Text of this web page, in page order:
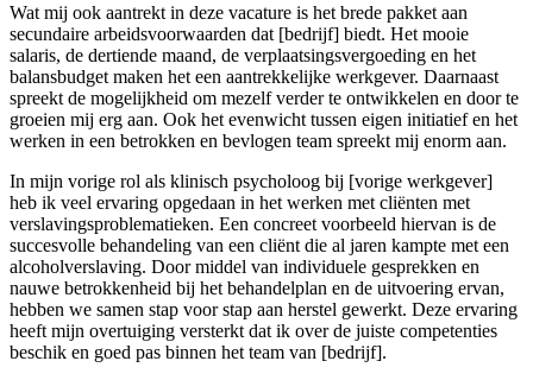
Wat mij ook aantrekt in deze vacature is het brede pakket aan
secundaire arbeidsvoorwaarden dat [bedrijf] biedt. Het mooie
salaris, de dertiende maand, de verplaatsingsvergoeding en het
balansbudget maken het een aantrekkelijke werkgever. Daarnaast
spreekt de mogelijkheid om mezelf verder te ontwikkelen en door te
groeien mij erg aan. Ook het evenwicht tussen eigen initiatief en het
werken in een betrokken en bevlogen team spreekt mij enorm aan.
In mijn vorige rol als klinisch psycholoog bij [vorige werkgever]
heb ik veel ervaring opgedaan in het werken met cliënten met
verslavingsproblematieken. Een concreet voorbeeld hiervan is de
succesvolle behandeling van een cliënt die al jaren kampte met een
alcoholverslaving. Door middel van individuele gesprekken en
nauwe betrokkenheid bij het behandelplan en de uitvoering ervan,
hebben we samen stap voor stap aan herstel gewerkt. Deze ervaring
heeft mijn overtuiging versterkt dat ik over de juiste competenties
beschik en goed pas binnen het team van [bedrijf].